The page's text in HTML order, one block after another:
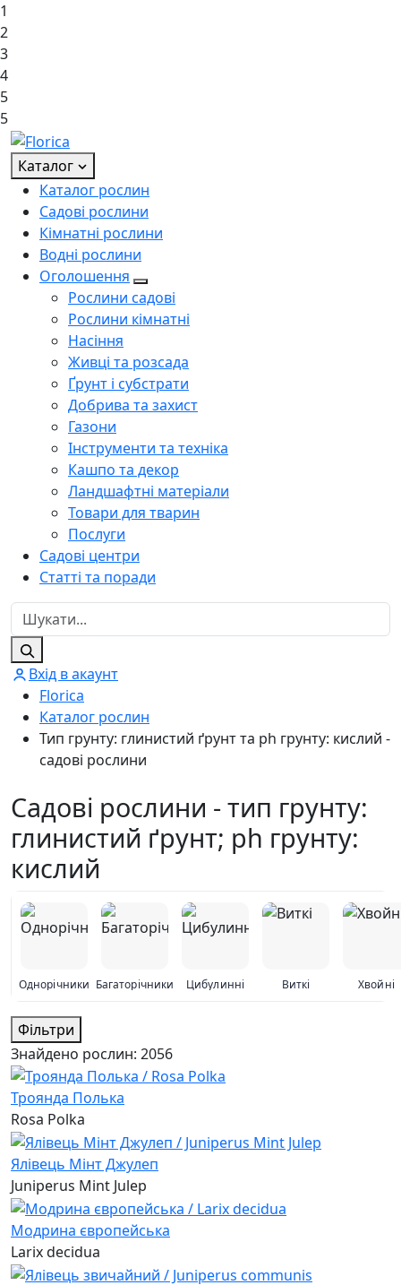
1
2
3
4
5
5
Каталог
Каталог рослин
Садові рослини
Кімнатні рослини
Водні рослини
Оголошення
Рослини садові
Рослини кімнатні
Насіння
Живці та розсада
Ґрунт і субстрати
Добрива та захист
Газони
Інструменти та техніка
Кашпо та декор
Ландшафтні матеріали
Товари для тварин
Послуги
Садові центри
Статті та поради
Вхід в акаунт
Florica
Каталог рослин
Тип грунту: глинистий ґрунт та ph грунту: кислий -
садові рослини
Садові рослини - тип грунту:
глинистий ґрунт; ph грунту:
кислий
Однорічники Багаторічники Цибулинні Виткі Хвойні
Фільтри
Знайдено рослин: 2056
Троянда Полька
Rosa Polka
Ялівець Мінт Джулеп
Juniperus Mint Julep
Модрина європейська
Larix decidua